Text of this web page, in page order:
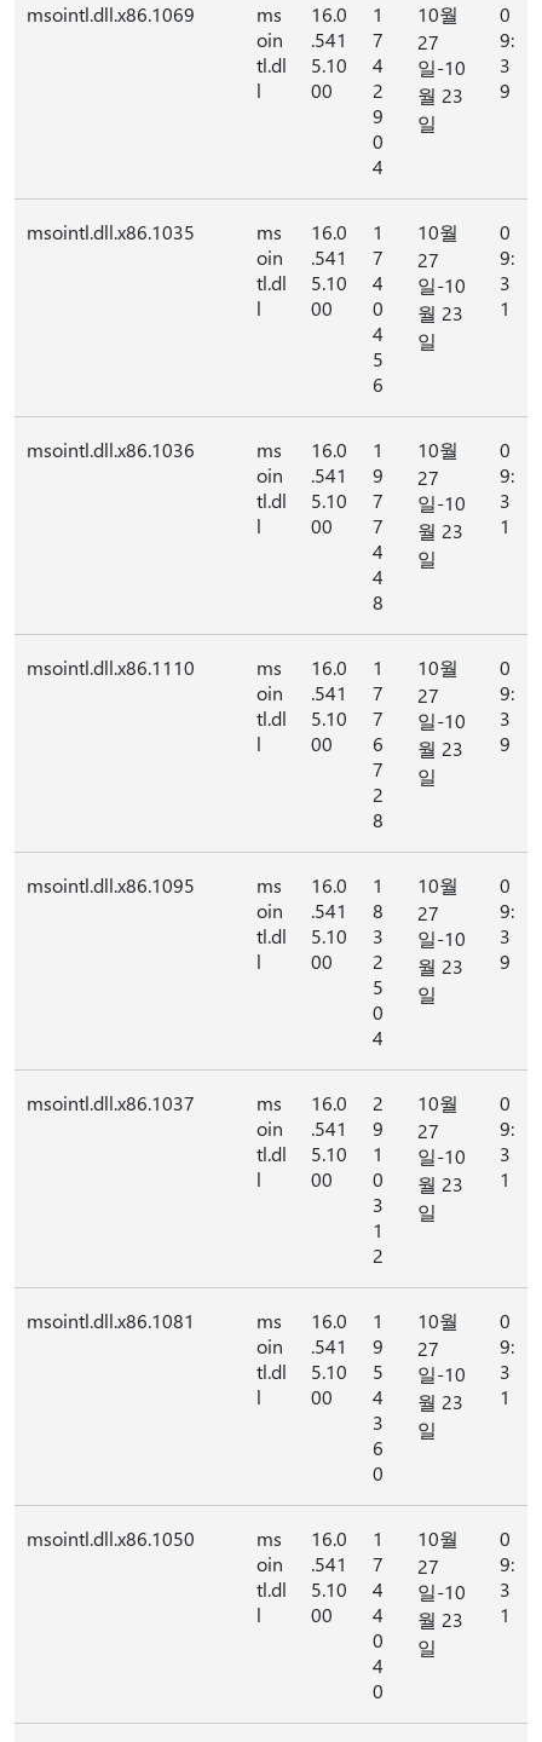
msointl.dll.x86.1069
ms
oin
tl.dl
l
16.0
.541
5.10
00
1
7
4
2
9
0
4
10월
27
일-10
월 23
일
0
9:
3
9
msointl.dll.x86.1035
ms
oin
tl.dl
l
16.0
.541
5.10
00
1
7
4
0
4
5
6
10월
27
일-10
월 23
일
0
9:
3
1
msointl.dll.x86.1036
ms
oin
tl.dl
l
16.0
.541
5.10
00
1
9
7
7
4
4
8
10월
27
일-10
월 23
일
0
9:
3
1
msointl.dll.x86.1110
ms
oin
tl.dl
l
16.0
.541
5.10
00
1
7
7
6
7
2
8
10월
27
일-10
월 23
일
0
9:
3
9
msointl.dll.x86.1095
ms
oin
tl.dl
l
16.0
.541
5.10
00
1
8
3
2
5
0
4
10월
27
일-10
월 23
일
0
9:
3
9
msointl.dll.x86.1037
ms
oin
tl.dl
l
16.0
.541
5.10
00
2
9
1
0
3
1
2
10월
27
일-10
월 23
일
0
9:
3
1
msointl.dll.x86.1081
ms
oin
tl.dl
l
16.0
.541
5.10
00
1
9
5
4
3
6
0
10월
27
일-10
월 23
일
0
9:
3
1
msointl.dll.x86.1050
ms
oin
tl.dl
l
16.0
.541
5.10
00
1
7
4
4
0
4
0
10월
27
일-10
월 23
일
0
9:
3
1